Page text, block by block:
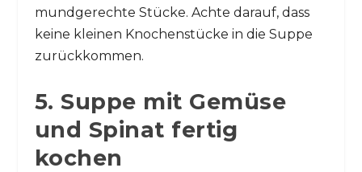
mundgerechte Stücke. Achte darauf, dass
keine kleinen Knochenstücke in die Suppe
zurückkommen.
5. Suppe mit Gemüse
und Spinat fertig
kochen